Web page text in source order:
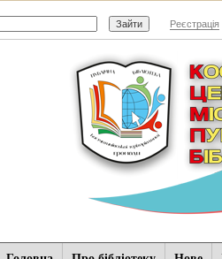
Реєстрація